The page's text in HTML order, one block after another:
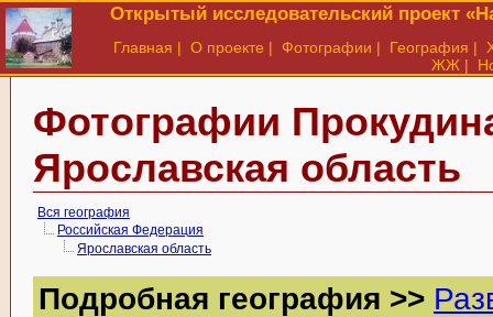
Открытый исследовательский проект
Главная | О проекте | Фотографии | География |
ЖЖ |
Фотографии
Ярославская область
Вся география
Российская Федерация
Ярославская область
Подробная география >>